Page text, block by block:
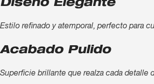
Diseño Elegante
Estilo refinado y atemporal, perfecto para
Acabado Pulido
Superficie brillante que realza cada detalle